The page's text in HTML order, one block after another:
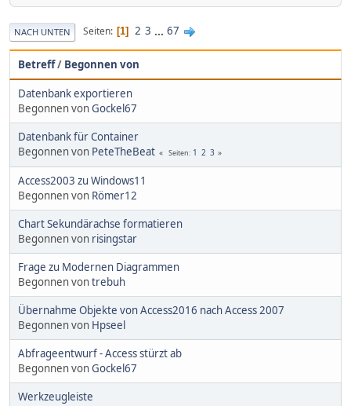
NACH UNTEN Seiten 1 2 3 ... 67
Betreff/ Begonnen von
Datenbank exportieren
Begonnen vonGockel67
Datenbank für Container
Begonnen von PeteTheBeat Seiten 1 2 3
Access2003 zu Windows11
Begonnen von Römer12
Chart Sekundärachse formatieren
Begonnen von risingstar
Frage zu Modernen Diagrammen
Begonnen vontrebuh
Übernahme Objekte von Access2016 nach Access 2007
Begonnen von Hpseel
Abfrageentwurf - Access stürzt ab
Begonnen vonGockel67
Werkzeugleiste